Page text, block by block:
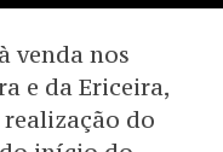
venda nos
e da Ericeira,
do